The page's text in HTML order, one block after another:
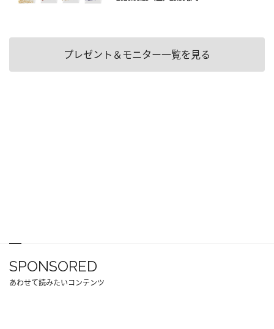
プレゼント＆モニター一覧を見る
SPONSORED
あわせて読みたいコンテンツ